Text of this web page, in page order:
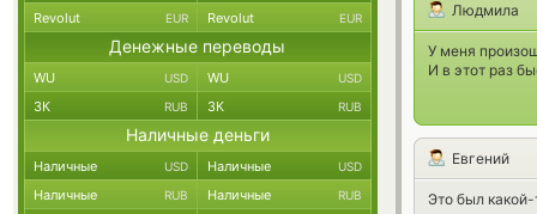
Людмила
У меня
И в этот раз
Евгений
Это был
Revolut EUR Revolut EUR
Денежные переводы
WU USD WU USD
ЗК RUB ЗК RUB
Наличные деньги
Наличные USD Наличные USD
Наличные RUB Наличные RUB